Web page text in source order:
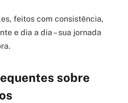
feitos com consistência,
e dia a dia – sua jornada
sobre